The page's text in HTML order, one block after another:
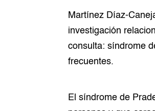
Martínez Díaz-
investigación
consulta: síndrome
frecuentes.
El síndrome de